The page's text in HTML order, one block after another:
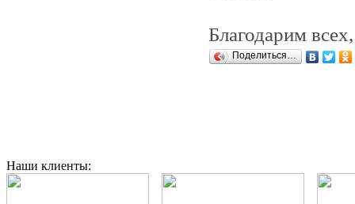
Благодарим
Поделиться…
Наши клиенты: